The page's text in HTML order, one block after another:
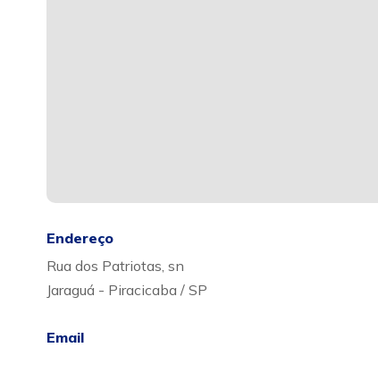
Endereço
Rua dos Patriotas, sn
Jaraguá - Piracicaba / SP
Email